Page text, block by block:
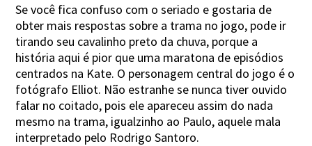
Se você fica confuso com o seriado e gostaria de
obter mais respostas sobre a trama no jogo, pode ir
tirando seu cavalinho preto da chuva, porque a
história aqui é pior que uma maratona de episódios
centrados na Kate. O personagem central do jogo é o
fotógrafo Elliot. Não estranhe se nunca tiver ouvido
falar no coitado, pois ele apareceu assim do nada
mesmo na trama, igualzinho ao Paulo, aquele mala
interpretado pelo Rodrigo Santoro.